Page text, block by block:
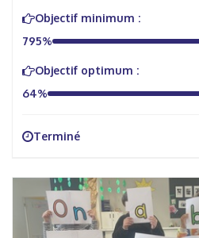
Objectif minimum :
795%
Objectif optimum :
64%
Terminé